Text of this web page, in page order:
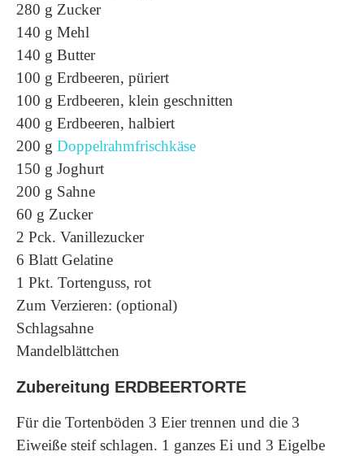
280 g Zucker
140 g Mehl
140 g Butter
100 g Erdbeeren, püriert
100 g Erdbeeren, klein geschnitten
400 g Erdbeeren, halbiert
200 g Doppelrahmfrischkäse
150 g Joghurt
200 g Sahne
60 g Zucker
2 Pck. Vanillezucker
6 Blatt Gelatine
1 Pkt. Tortenguss, rot
Zum Verzieren: (optional)
Schlagsahne
Mandelblättchen
Zubereitung ERDBEERTORTE
Für die Tortenböden 3 Eier trennen und die 3
Eiweiße steif schlagen. 1 ganzes Ei und 3 Eigelbe